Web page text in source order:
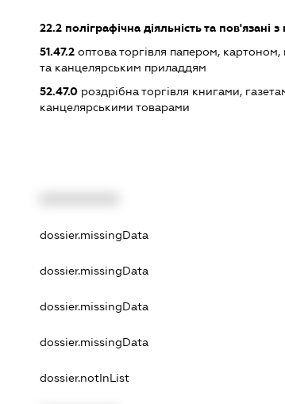
22.2поліграфічна діяльність та пов'язані
51.47.2оптова торгівля папером,
та канцелярським приладдям
52.47.0роздрібна торгівля книгами,
канцелярськими товарами
dossier.missingData
dossier.missingData
dossier.missingData
dossier.missingData
dossier.notInList